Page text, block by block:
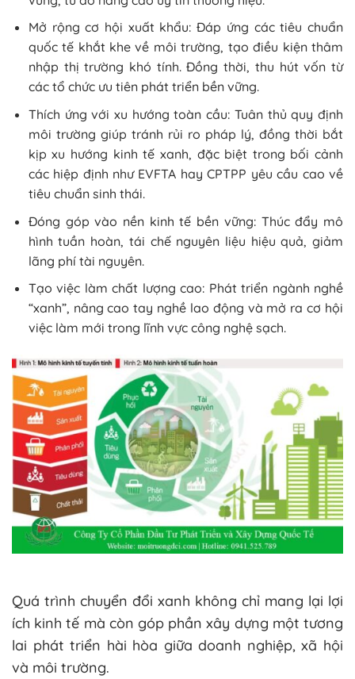
Mở rộng cơ hội xuất khẩu: Đáp ứng các tiêu chuẩn
quốc tế khắt khe về môi trường, tạo điều kiện thâm
nhập thị trường khó tính. Đồng thời, thu hút vốn từ
các tổ chức ưu tiên phát triển bền vững.
Thích ứng với xu hướng toàn cầu: Tuân thủ quy định
môi trường giúp tránh rủi ro pháp lý, đồng thời bắt
kịp xu hướng kinh tế xanh, đặc biệt trong bối cảnh
các hiệp định như EVFTA hay CPTPP yêu cầu cao về
tiêu chuẩn sinh thái.
Đóng góp vào nền kinh tế bền vững: Thúc đẩy mô
hình tuần hoàn, tái chế nguyên liệu hiệu quả, giảm
lãng phí tài nguyên.
Tạo việc làm chất lượng cao: Phát triển ngành nghề
“xanh”, nâng cao tay nghề lao động và mở ra cơ hội
việc làm mới trong lĩnh vực công nghệ sạch.
Quá trình chuyển đổi xanh không chỉ mang lại lợi
ích kinh tế mà còn góp phần xây dựng một tương
lai phát triển hài hòa giữa doanh nghiệp, xã hội
và môi trường.